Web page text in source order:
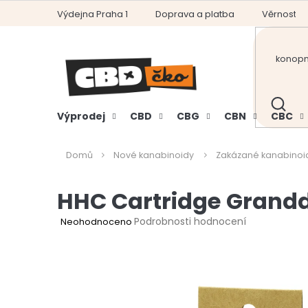
Výdejna Praha 1 Doprava a platba Věrnostní
HLEDAT
Výprodej CBD CBG CBN CBC
Domů Nové kanabinoidy Zakázané
HHC Cartridge
Průměrné
Neohodnoceno Podrobnosti hodnocení